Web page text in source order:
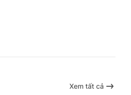
Xem tất cả